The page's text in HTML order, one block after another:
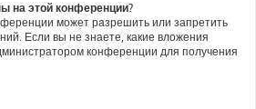
на этой конференции?
может разрешить или запретить
Если вы не знаете, какие вложения
конференции для получения